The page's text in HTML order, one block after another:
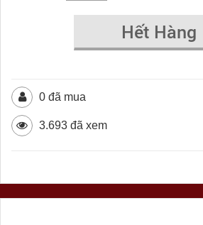
Hết Hàng
0 đã mua
3.693 đã xem